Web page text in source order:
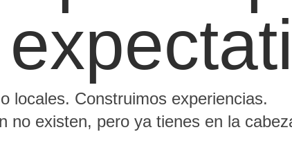
locales. Construimos experiencias.
no existen, pero ya tienes en la